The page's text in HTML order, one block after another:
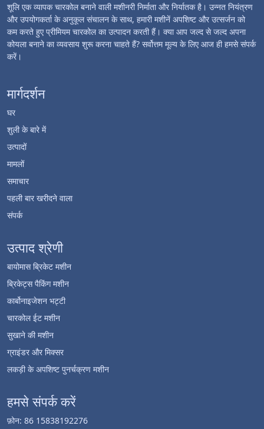
शूलि एक व्यापक चारकोल बनाने वाली मशीनरी निर्माता और निर्यातक है। उन्नत नियंत्रण
और उपयोगकर्ता के अनुकूल संचालन के साथ, हमारी मशीनें अपशिष्ट और उत्सर्जन को
कम करते हुए प्रीमियम चारकोल का उत्पादन करती हैं। क्या आप जल्द से जल्द अपना
कोयला बनाने का व्यवसाय शुरू करना चाहते हैं? सर्वोत्तम मूल्य के लिए आज ही हमसे संपर्क
करें।
मार्गदर्शन
घर
शुली के बारे में
उत्पादों
मामलों
समाचार
पहली बार खरीदने वाला
संपर्क
उत्पाद श्रेणी
बायोमास ब्रिकेट मशीन
ब्रिकेट्स पैकिंग मशीन
कार्बोनाइजेशन भट्टी
चारकोल ईट मशीन
सुखाने की मशीन
ग्राइंडर और मिक्सर
लकड़ी के अपशिष्ट पुनर्चक्रण मशीन
हमसे संपर्क करें
फ़ोन: 86 15838192276